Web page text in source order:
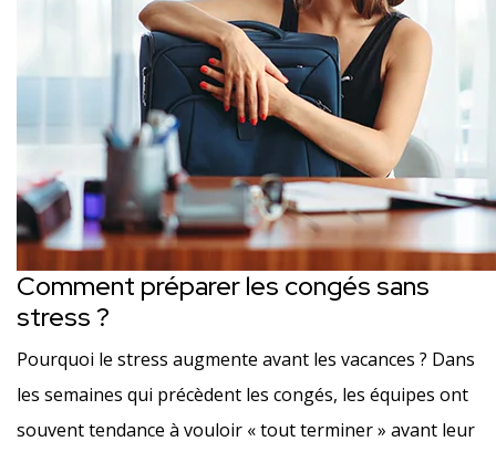
Comment préparer les congés sans
stress ?
Pourquoi le stress augmente avant les vacances ? Dans
les semaines qui précèdent les congés, les équipes ont
souvent tendance à vouloir « tout terminer » avant leur